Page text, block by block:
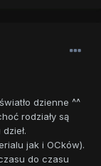
dzienne ^^
rodziały są
jak i OCków).
do czasu